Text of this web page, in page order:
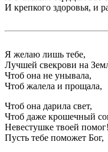
И крепкого здоровья, и
Я желаю лишь тебе,
Лучшей свекрови на
Чтоб она не унывала,
Чтоб жалела и прощала,
Чтоб она дарила свет,
Чтоб даже крошечный
Невестушке твоей помог!
Пусть тебе поможет Бог,